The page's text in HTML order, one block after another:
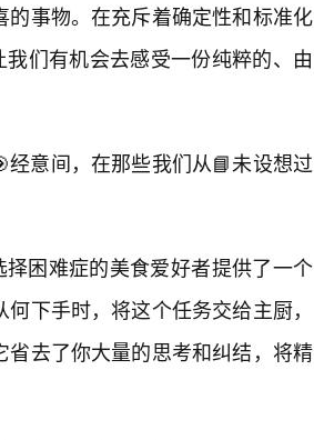
事物。在充斥着确定性和标准化
们有机会去感受一份纯粹的、由
意间，在那些我们从📘未设想过
困难症的美食爱好者提供了一个
下手时，将这个任务交给主厨，
去了你大量的思考和纠结，将精